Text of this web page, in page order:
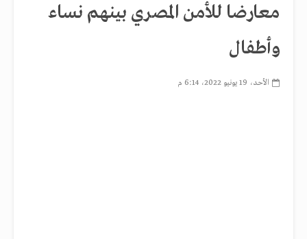
معارضا للأمن المصري بينهم نساء
وأطفال
الأحد، 19 يونيو 2022، 6:14 م